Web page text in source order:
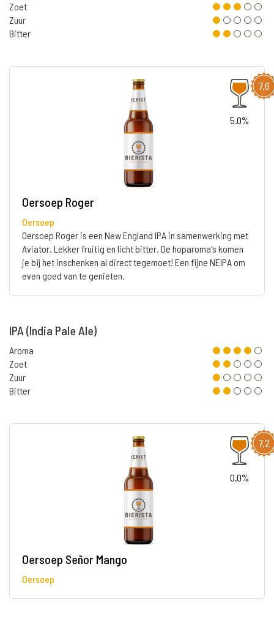
Zoet
Zuur
Bitter
7,6
5.0%
Oersoep Roger
Oersoep
Oersoep Roger is een New England IPA in samenwerking met
Aviator. Lekker fruitig en licht bitter. De hoparoma's komen
je bij het inschenken al direct tegemoet! Een fijne NEIPA om
even goed van te genieten.
IPA (India Pale Ale)
Aroma
Zoet
Zuur
Bitter
7,2
0.0%
Oersoep Señor Mango
Oersoep